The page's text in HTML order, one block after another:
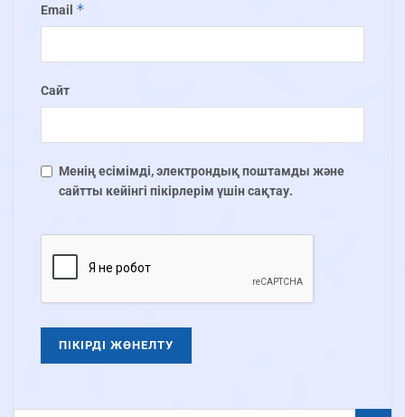
Email *
Сайт
Менің есімімді, электрондық поштамды және
сайтты кейінгі пікірлерім үшін сақтау.